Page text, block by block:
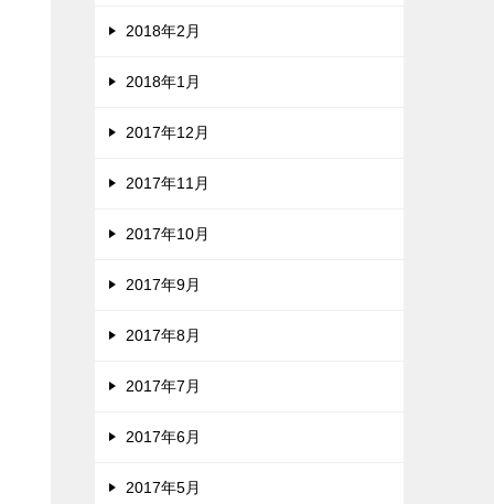
2018年2月
2018年1月
2017年12月
2017年11月
2017年10月
2017年9月
2017年8月
2017年7月
2017年6月
2017年5月